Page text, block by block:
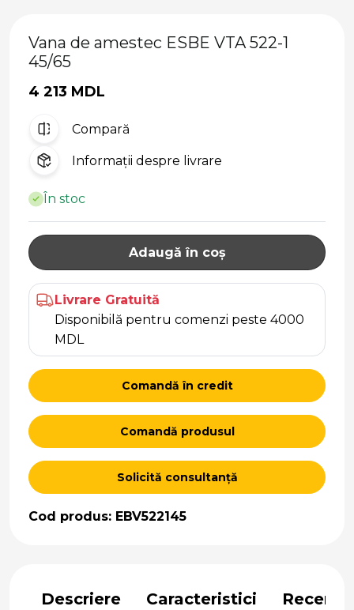
Vana de amestec ESBE VTA 522-1
45/65
4 213 MDL
Compară
Informații despre livrare
În stoc
Adaugă în coș
Livrare Gratuită
Disponibilă pentru comenzi peste 4000
MDL
Comandă în credit
Comandă produsul
Solicită consultanță
Cod produs: EBV522145
Descriere Caracteristici